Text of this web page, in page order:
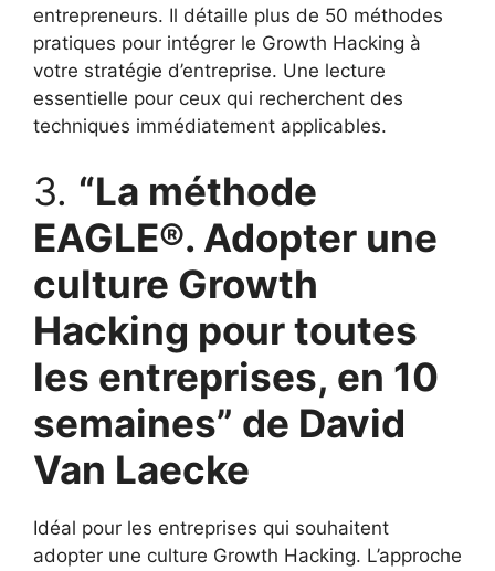
entrepreneurs. Il détaille plus de 50 méthodes
pratiques pour intégrer le Growth Hacking à
votre stratégie d’entreprise. Une lecture
essentielle pour ceux qui recherchent des
techniques immédiatement applicables.
3. “La méthode
EAGLE®. Adopter une
culture Growth
Hacking pour toutes
les entreprises, en 10
semaines” de David
Van Laecke
Idéal pour les entreprises qui souhaitent
adopter une culture Growth Hacking. L’approche